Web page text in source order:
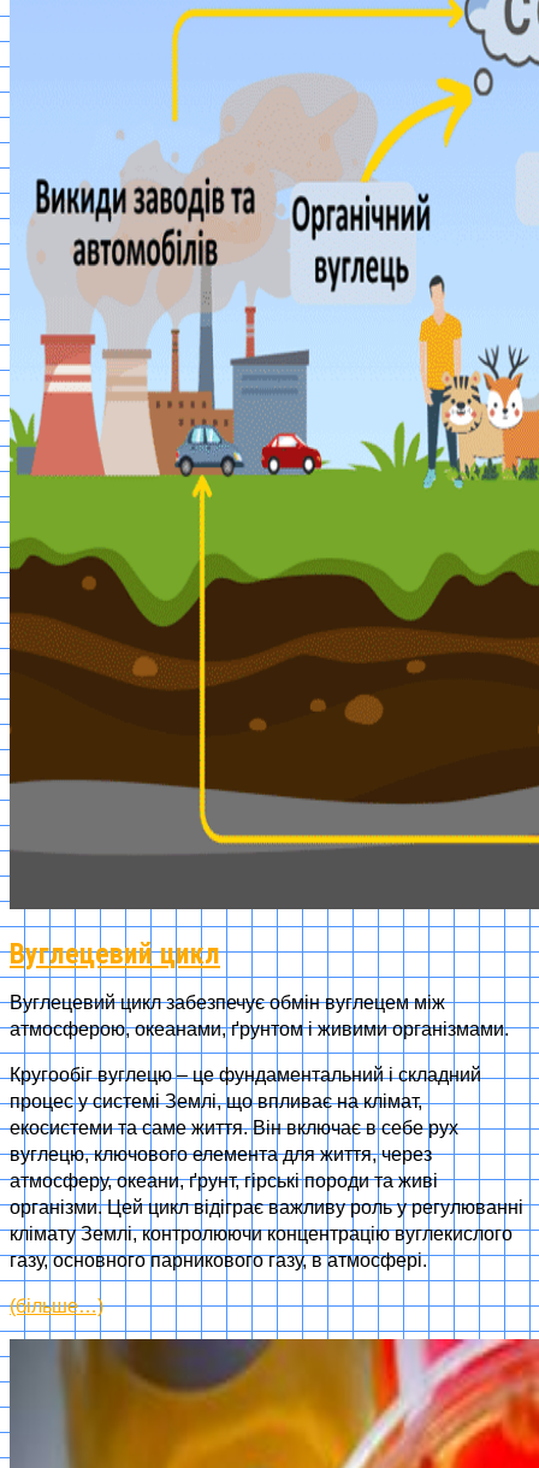
Вуглецевий цикл
Вуглецевий цикл забезпечує обмін вуглецем між
атмосферою, океанами, ґрунтом і живими організмами.
Кругообіг вуглецю – це фундаментальний і складний
процес у системі Землі, що впливає на клімат,
екосистеми та саме життя. Він включає в себе рух
вуглецю, ключового елемента для життя, через
атмосферу, океани, ґрунт, гірські породи та живі
організми. Цей цикл відіграє важливу роль у регулюванні
клімату Землі, контролюючи концентрацію вуглекислого
газу, основного парникового газу, в атмосфері.
(більше…)